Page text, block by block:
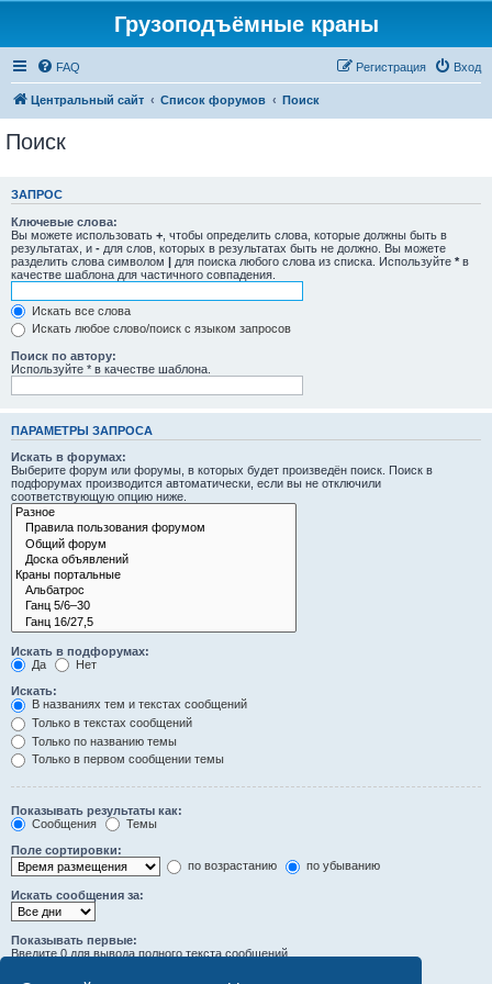
Грузоподъёмные краны
FAQ Вход
Регистрация
Центральный сайт Список форумов Поиск
Поиск
ЗАПРОС
Ключевые слова:
Вы можете использовать + , чтобы определить слова, которые должны быть в
результатах, и - для слов, которых в результатах быть не должно. Вы можете
разделить слова символом | для поиска любого слова из списка. Используйте * в
качестве шаблона для частичного совпадения.
Искать все слова
Искать любое слово/поиск с языком запросов
Поиск по автору:
Используйте * в качестве шаблона.
ПАРАМЕТРЫ ЗАПРОСА
Искать в форумах:
Выберите форум или форумы, в которых будет произведён поиск. Поиск в
подфорумах производится автоматически, если вы не отключили
соответствующую опцию ниже.
Искать в подфорумах:
Да
Нет
Искать:
В названиях тем и текстах сообщений
Только в текстах сообщений
Только по названию темы
Только в первом сообщении темы
Показывать результаты как:
Сообщения
Темы
Поле сортировки:
по возрастанию
по убыванию
Искать сообщения за:
Показывать первые:
Введите 0 для вывода полного текста сообщений.